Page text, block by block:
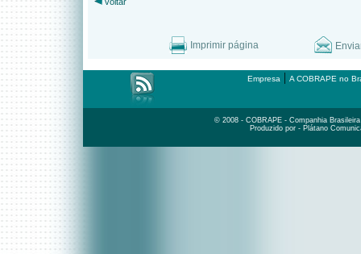
Imprimir página
Empresa | A COBRAPE no
© 2008 - COBRAPE - Companhia
Produzido por - Plátano